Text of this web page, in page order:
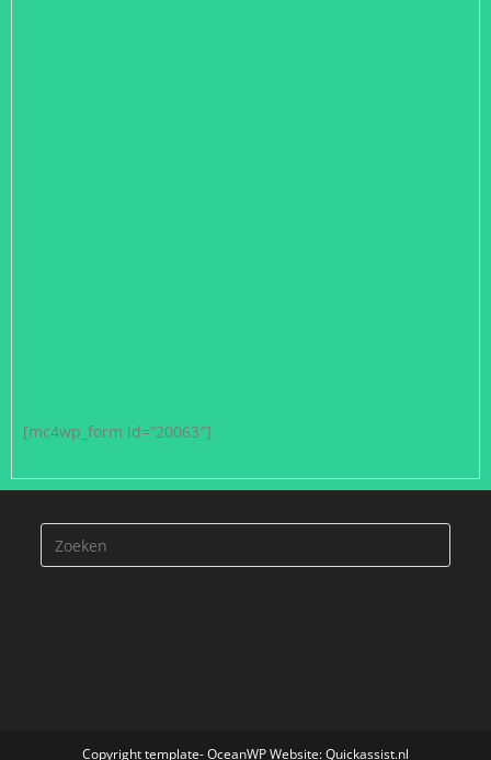
[mc4wp_form id=”20063″]
Copyright template- OceanWP Website: Quickassist.nl